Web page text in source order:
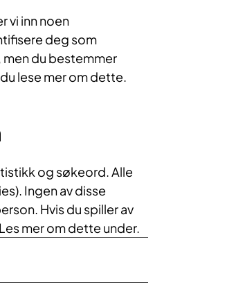
vi inn noen
deg som
du bestemmer
lese mer om dette.​
og søkeord. Alle
Ingen av disse
Hvis du spiller av
mer om dette under.